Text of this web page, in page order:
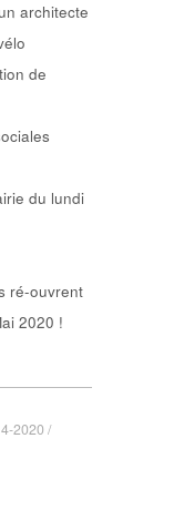
architecte
de
du lundi
ré-ouvrent
2020 !
2020 /